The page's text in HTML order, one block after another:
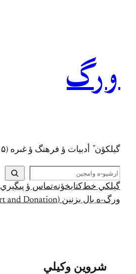
ورگ
گيلکؤن ٚ أدبیات ؤ فرهنگ ؤ غىره (۲۰۰۵ تايسه)
ج
س
ت
ج
گيلکي خط کتابخؤنهتماس ؤ پىگيري
ورگ-ه بال بزنين (Support and Donation)
شروين وکيلي